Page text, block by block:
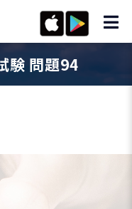
験 問題94